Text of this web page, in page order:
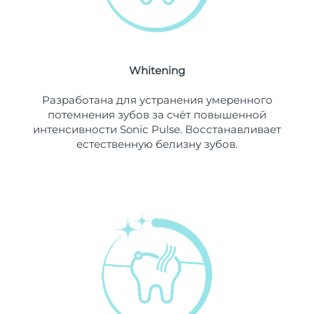
Whitening
Разработана для устранения умеренного
потемнения зубов за счёт повышенной
интенсивности Sonic Pulse. Восстанавливает
естественную белизну зубов.
Ожидаемая дата доставки
Люксембург
Ожидаемая дата доставки
9/08/26
Макао (САР)
Ожидаемая дата доставки
Ожидаемая дата доставки
Ожидаемая дата доставки
Ожидаемая дата доставки